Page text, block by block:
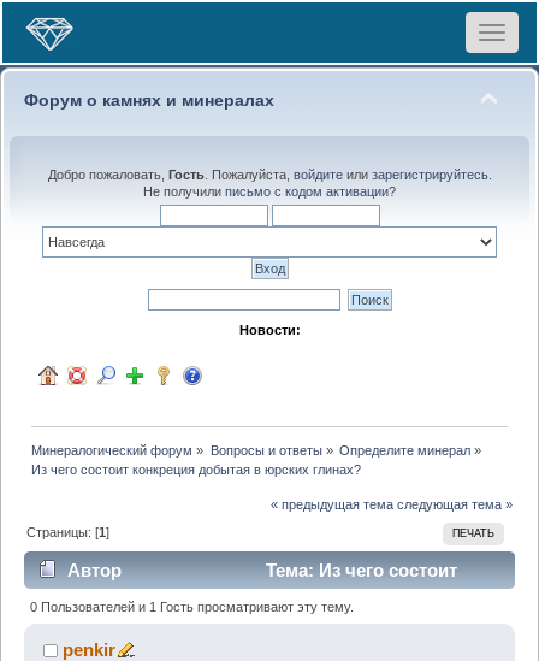
Toggle
Форум о камнях и минералах
Добро пожаловать, Гость. Пожалуйста, войдитеили зарегистрируйтесь.
Не получили письмо с кодом активации?
Новости:
Минералогический форум » Вопросы и ответы» Определите минерал»
Из чего состоит конкреция добытая в юрских глинах?
« предыдущая тема следующая тема »
ПЕЧАТЬ
Страницы: [1]
Автор
Тема: Из чего состоит
конкреция добытая в юрских глинах? (Прочитано
2780 раз)
0 Пользователей и 1 Гость просматривают эту тему.
penkir